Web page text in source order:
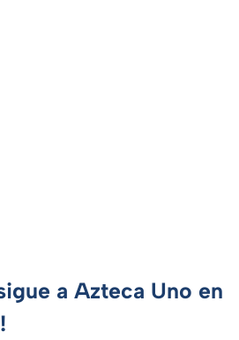
a Azteca Uno en